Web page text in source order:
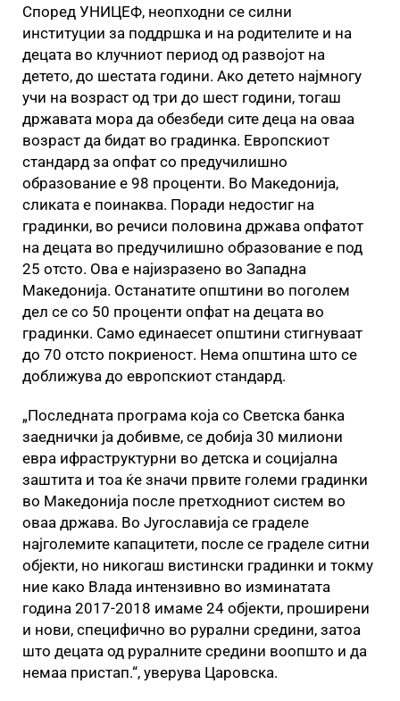
Според УНИЦЕФ, неопходни се силни
институции за поддршка и на родителите и на
децата во клучниот период од развојот на
детето, до шестата години. Ако детето најмногу
учи на возраст од три до шест години, тогаш
државата мора да обезбеди сите деца на оваа
возраст да бидат во градинка. Европскиот
стандард за опфат со предучилишно
образование е 98 проценти. Во Македонија,
сликата е поинаква. Поради недостиг на
градинки, во речиси половина држава опфатот
на децата во предучилишно образование е под
25 отсто. Ова е најизразено во Западна
Македонија. Останатите општини во поголем
дел се со 50 проценти опфат на децата во
градинки. Само единаесет општини стигнуваат
до 70 отсто покриеност. Нема општина што се
доближува до европскиот стандард.
„Последната програма која со Светска банка
заеднички ја добивме, се добија 30 милиони
евра ифраструктурни во детска и социјална
заштита и тоа ќе значи првите големи градинки
во Македонија после претходниот систем во
оваа држава. Во Југославија се граделе
најголемите капацитети, после се граделе ситни
објекти, но никогаш вистински градинки и токму
ние како Влада интензивно во изминатата
година 2017-2018 имаме 24 објекти, проширени
и нови, специфично во рурални средини, затоа
што децата од руралните средини воопшто и да
немаа пристап.“, уверува Царовска.